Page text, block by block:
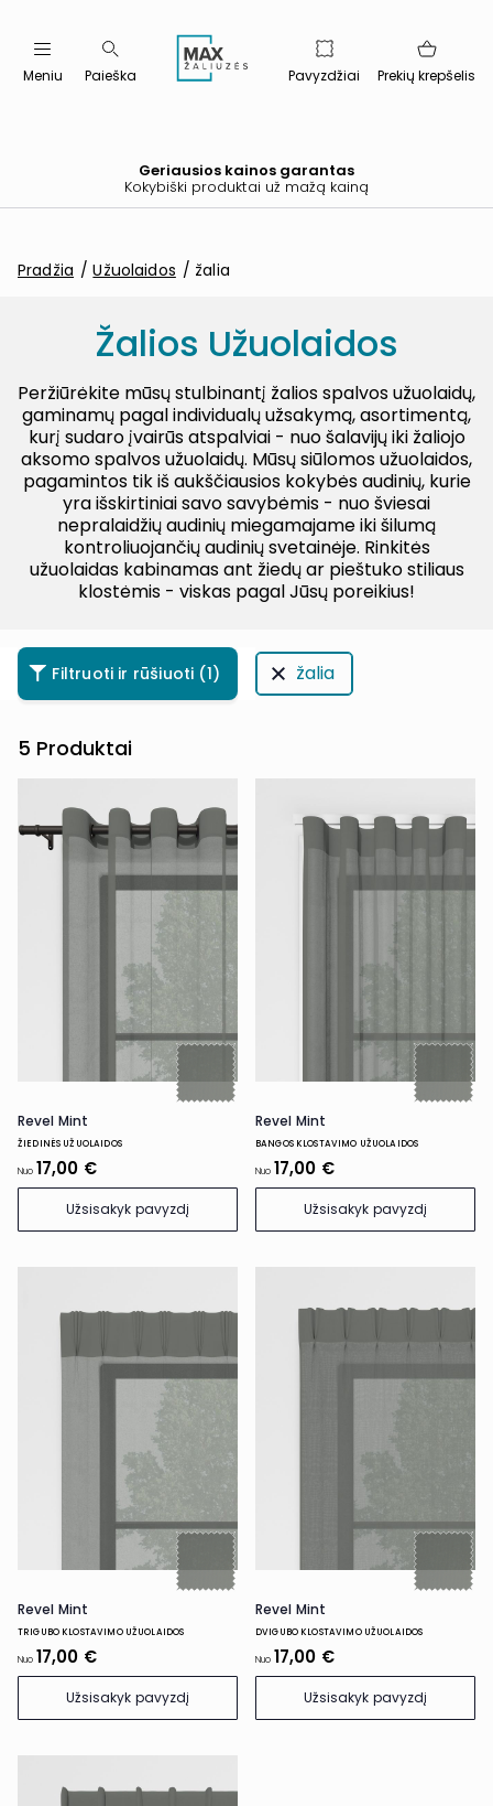
Meniu Paieška Pavyzdžiai Prekių krepšelis
Geriausios kainos garantas
Kokybiški produktai už mažą kainą
Pradžia Užuolaidos žalia
Žalios Užuolaidos
Peržiūrėkite mūsų stulbinantį žalios spalvos užuolaidų,
gaminamų pagal individualų užsakymą, asortimentą,
kurį sudaro įvairūs atspalviai - nuo šalavijų iki žaliojo
aksomo spalvos užuolaidų. Mūsų siūlomos užuolaidos,
pagamintos tik iš aukščiausios kokybės audinių, kurie
yra išskirtiniai savo savybėmis - nuo šviesai
nepralaidžių audinių miegamajame iki šilumą
kontroliuojančių audinių svetainėje. Rinkitės
užuolaidas kabinamas ant žiedų ar pieštuko stiliaus
klostėmis - viskas pagal Jūsų poreikius!
Filtruoti ir rūšiuoti (1) žalia
5 Produktai
Revel Mint
ŽIEDINĖS UŽUOLAIDOS
Nuo 17,00 €
Užsisakyk pavyzdį
Revel Mint
BANGOS KLOSTAVIMO UŽUOLAIDOS
Nuo 17,00 €
Užsisakyk pavyzdį
Revel Mint
TRIGUBO KLOSTAVIMO UŽUOLAIDOS
Nuo 17,00 €
Užsisakyk pavyzdį
Revel Mint
DVIGUBO KLOSTAVIMO UŽUOLAIDOS
Nuo 17,00 €
Užsisakyk pavyzdį